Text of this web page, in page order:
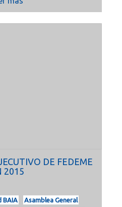
DE FEDEME
2015
BAIA
Asamblea General